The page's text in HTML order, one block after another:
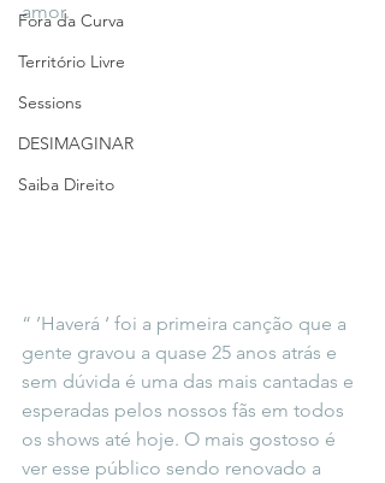
Fora da Curva
Território Livre
Sessions
DESIMAGINAR
Saiba Direito
amor.
“ ’Haverá ‘ foi a primeira canção que a
gente gravou a quase 25 anos atrás e
sem dúvida é uma das mais cantadas e
esperadas pelos nossos fãs em todos
os shows até hoje. O mais gostoso é
ver esse público sendo renovado a